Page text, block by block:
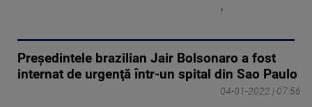
›
Președintele brazilian Jair Bolsonaro a fost
internat de urgenţă într-un spital din Sao Paulo
04-01-2022 | 07:56